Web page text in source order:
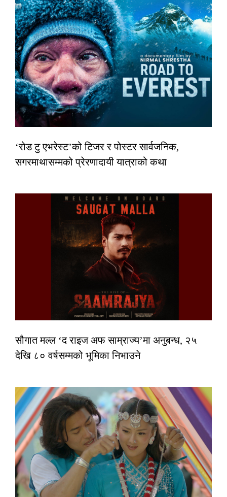
‘रोड टु एभरेस्ट’को टिजर र पोस्टर सार्वजनिक,
सगरमाथासम्मको प्रेरणादायी यात्राको कथा
सौगात मल्ल ‘द राइज अफ साम्राज्य’मा अनुबन्ध, २५
देखि ८० वर्षसम्मको भूमिका निभाउने